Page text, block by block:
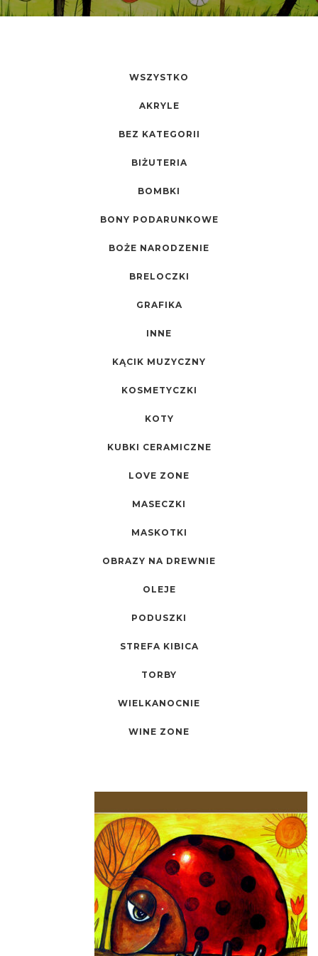
WSZYSTKO
AKRYLE
BEZ KATEGORII
BIŻUTERIA
BOMBKI
BONY PODARUNKOWE
BOŻE NARODZENIE
BRELOCZKI
GRAFIKA
INNE
KĄCIK MUZYCZNY
KOSMETYCZKI
KOTY
KUBKI CERAMICZNE
LOVE ZONE
MASECZKI
MASKOTKI
OBRAZY NA DREWNIE
OLEJE
PODUSZKI
STREFA KIBICA
TORBY
WIELKANOCNIE
WINE ZONE